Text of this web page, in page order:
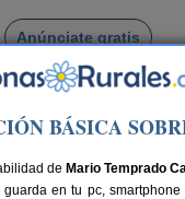
Anúnciate gratis
BÁSICA
de Mario Temprado
en tu pc,